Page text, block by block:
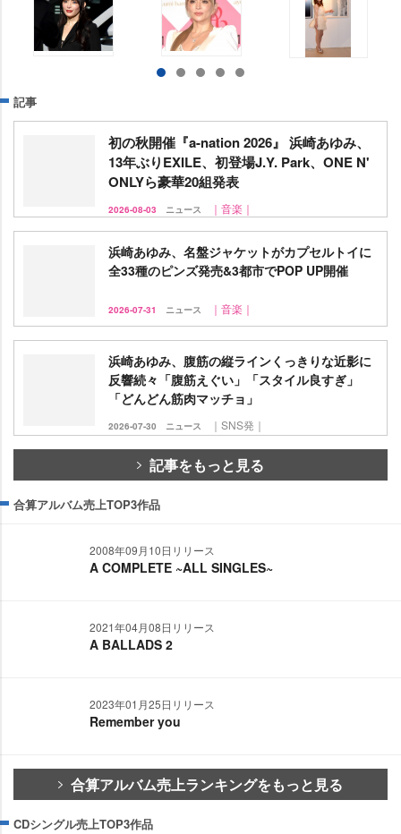
記事
初の秋開催『a-nation 2026』 浜崎あゆみ、
13年ぶりEXILE、初登場J.Y. Park、ONE N'
ONLYら豪華20組発表
2026-08-03 ニュース ｜音楽｜
浜崎あゆみ、名盤ジャケットがカプセルトイに
全33種のピンズ発売&3都市でPOP UP開催
2026-07-31 ニュース ｜音楽｜
浜崎あゆみ、腹筋の縦ラインくっきりな近影に
反響続々「腹筋えぐい」「スタイル良すぎ」
「どんどん筋肉マッチョ」
2026-07-30 ニュース ｜SNS発｜
記事をもっと見る
合算アルバム売上TOP3作品
2008年09月10日リリース
A COMPLETE ~ALL SINGLES~
2021年04月08日リリース
A BALLADS 2
2023年01月25日リリース
Remember you
合算アルバム売上ランキングをもっと見る
CDシングル売上TOP3作品